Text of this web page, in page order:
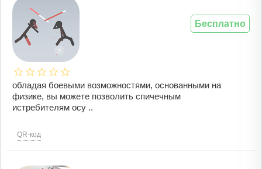
обладая боевыми возможностями, основанными на
физике, вы можете позволить спичечным
истребителям осу ..
QR-код
Бесплатно